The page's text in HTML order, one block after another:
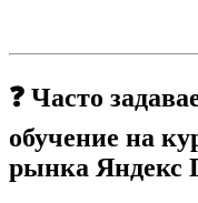
❓ Часто
обучение на
рынка Яндекс